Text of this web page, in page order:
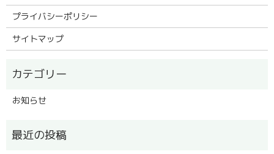
プライバシーポリシー
サイトマップ
お知らせ